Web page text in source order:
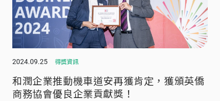
和潤企業推動機車道安再獲肯定，獲頒英僑
商務協會優良企業貢獻獎！
2024.09.25 得獎資訊